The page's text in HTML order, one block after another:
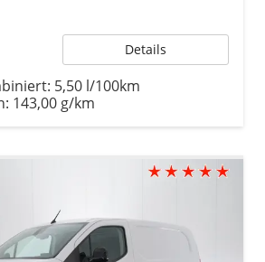
Details
5,50 l/100km
143,00 g/km